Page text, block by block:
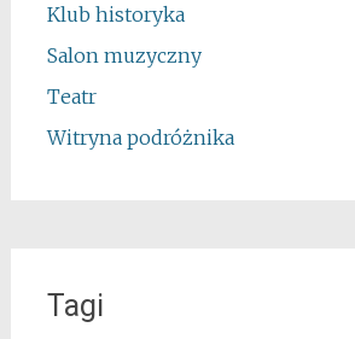
Klub historyka
Salon muzyczny
Teatr
Witryna podróżnika
Tagi